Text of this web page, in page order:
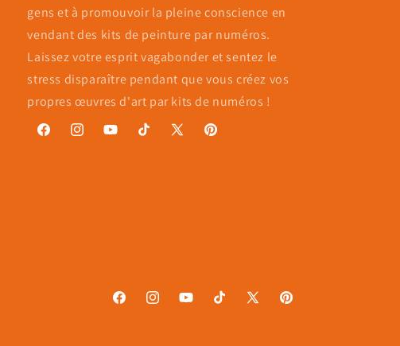
gens et à promouvoir la pleine conscience en
vendant des kits de peinture par numéros.
Laissez votre esprit vagabonder et sentez le
stress disparaître pendant que vous créez vos
propres œuvres d'art par kits de numéros !
FacebookInstagramYouTubeTikTok
X
Pinterest
FacebookInstagramYouTubeTikTok
X
Pinterest